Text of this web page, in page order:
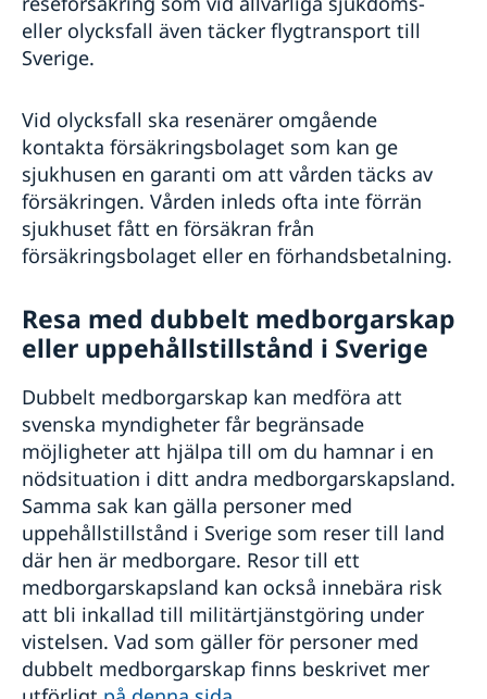
eller olycksfall även täcker flygtransport till
Sverige.
Vid olycksfall ska resenärer omgående
kontakta försäkringsbolaget som kan ge
sjukhusen en garanti om att vården täcks av
försäkringen. Vården inleds ofta inte förrän
sjukhuset fått en försäkran från
försäkringsbolaget eller en förhandsbetalning.
Resa med dubbelt medborgarskap
eller uppehållstillstånd i Sverige
Dubbelt medborgarskap kan medföra att
svenska myndigheter får begränsade
möjligheter att hjälpa till om du hamnar i en
nödsituation i ditt andra medborgarskapsland.
Samma sak kan gälla personer med
uppehållstillstånd i Sverige som reser till land
där hen är medborgare. Resor till ett
medborgarskapsland kan också innebära risk
att bli inkallad till militärtjänstgöring under
vistelsen. Vad som gäller för personer med
dubbelt medborgarskap finns beskrivet mer